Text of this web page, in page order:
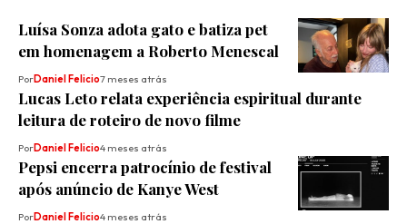
Luísa Sonza adota gato e batiza pet
em homenagem a Roberto Menescal
PorDaniel Felicio7 meses atrás
Lucas Leto relata experiência espiritual durante
leitura de roteiro de novo filme
PorDaniel Felicio4 meses atrás
Pepsi encerra patrocínio de festival
após anúncio de Kanye West
PorDaniel Felicio4 meses atrás